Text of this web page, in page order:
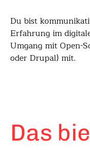
Du bist
Erfahrung im
Umgang mit Open-
oder Drupal) mit.
Das